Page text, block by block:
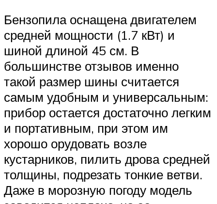
Бензопила оснащена двигателем
средней мощности (1.7 кВт) и
шиной длиной 45 см. В
большинстве отзывов именно
такой размер шины считается
самым удобным и универсальным:
прибор остается достаточно легким
и портативным, при этом им
хорошо орудовать возле
кустарников, пилить дрова средней
толщины, подрезать тонкие ветви.
Даже в морозную погоду модель